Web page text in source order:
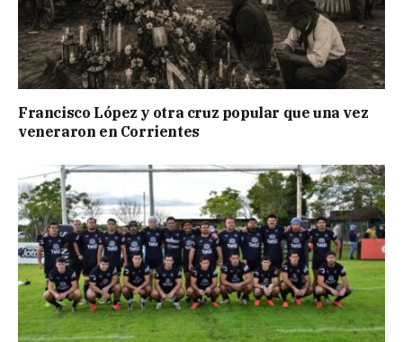
Francisco López y otra cruz popular que una vez
veneraron en Corrientes